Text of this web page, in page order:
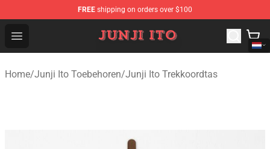
FREE shipping on orders over $100
Open menu
Junji Ito Store - Official Junji Ito Merchandise Shop
Home/Junji Ito Toebehoren/Junji Ito Trekkoordtas